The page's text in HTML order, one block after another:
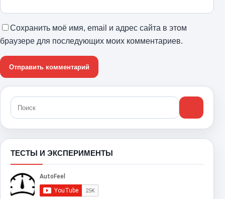
Сохранить моё имя, email и адрес сайта в этом
браузере для последующих моих комментариев.
ТЕСТЫ И ЭКСПЕРИМЕНТЫ